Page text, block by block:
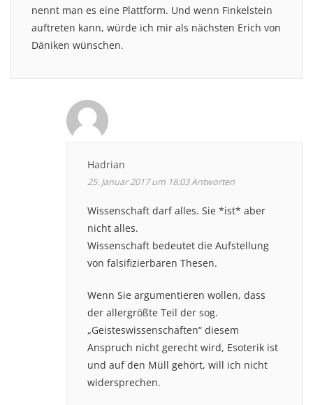
nennt man es eine Plattform. Und wenn Finkelstein
auftreten kann, würde ich mir als nächsten Erich von
Däniken wünschen.
Hadrian
25. Januar 2017 um 18:03Antworten
Wissenschaft darf alles. Sie *ist* aber
nicht alles.
Wissenschaft bedeutet die Aufstellung
von falsifizierbaren Thesen.
Wenn Sie argumentieren wollen, dass
der allergrößte Teil der sog.
„Geisteswissenschaften“ diesem
Anspruch nicht gerecht wird, Esoterik ist
und auf den Müll gehört, will ich nicht
widersprechen.